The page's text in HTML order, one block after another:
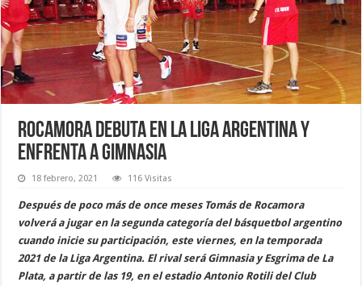
Rocamora debuta en la Liga Argentina y
enfrenta a Gimnasia
18 febrero, 2021 116 Visitas
Después de poco más de once meses Tomás de Rocamora
volverá a jugar en la segunda categoría del básquetbol argentino
cuando inicie su participación, este viernes, en la temporada
2021 de la Liga Argentina. El rival será Gimnasia y Esgrima de La
Plata, a partir de las 19, en el estadio Antonio Rotili del Club